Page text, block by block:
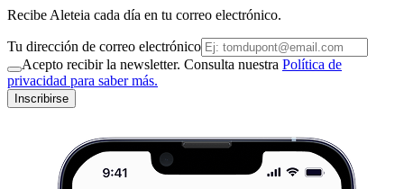
Recibe Aleteia cada día en tu correo electrónico.
Tu dirección de correo electrónico
Acepto recibir la newsletter. Consulta nuestra Política de
privacidad para saber más.
Inscribirse